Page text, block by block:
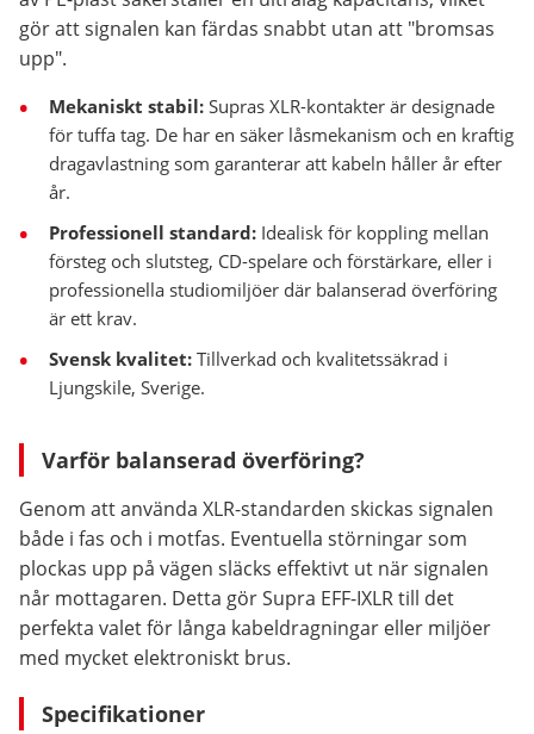
gör att signalen kan färdas snabbt utan att "bromsas
upp".
Mekaniskt stabil: Supras XLR-kontakter är designade
för tuffa tag. De har en säker låsmekanism och en kraftig
dragavlastning som garanterar att kabeln håller år efter
år.
Professionell standard: Idealisk för koppling mellan
försteg och slutsteg, CD-spelare och förstärkare, eller i
professionella studiomiljöer där balanserad överföring
är ett krav.
Svensk kvalitet: Tillverkad och kvalitetssäkrad i
Ljungskile, Sverige.
Varför balanserad överföring?
Genom att använda XLR-standarden skickas signalen
både i fas och i motfas. Eventuella störningar som
plockas upp på vägen släcks effektivt ut när signalen
når mottagaren. Detta gör Supra EFF-IXLR till det
perfekta valet för långa kabeldragningar eller miljöer
med mycket elektroniskt brus.
Specifikationer